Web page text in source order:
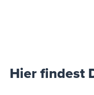
Hier findest